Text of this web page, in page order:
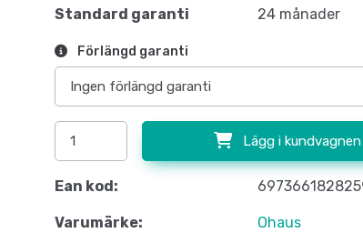
Standard garanti 24 månader
Förlängd garanti
Lägg i kundvagnen
Ean kod:
Varumärke: Ohaus